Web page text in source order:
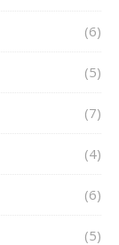
(6)
(5)
(7)
(4)
(6)
(5)